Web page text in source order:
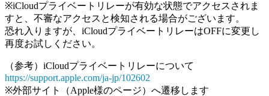
※iCloudプライベートリレーが有効な状態でアクセスされま
すと、不審なアクセスと検知される場合がございます。
恐れ入りますが、iCloudプライベートリレーはOFFに変更し
再度お試しください。
（参考）iCloudプライベートリレーについて
https://support.apple.com/ja-jp/102602
※外部サイト（Apple様のページ）へ遷移します